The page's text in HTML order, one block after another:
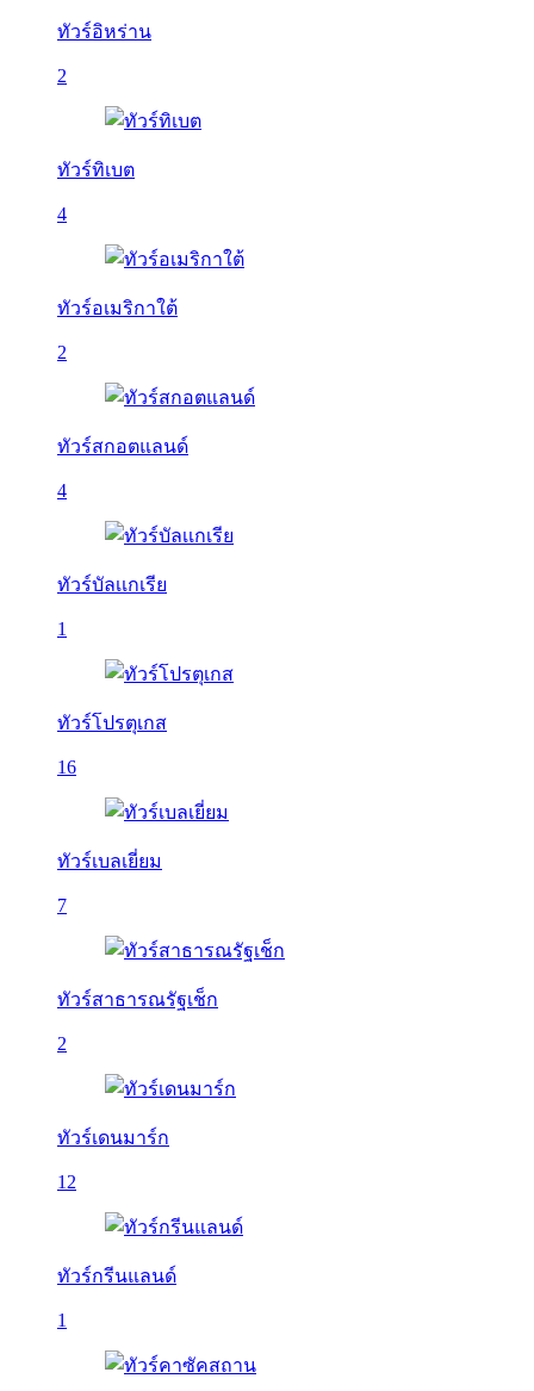
ทัวร์อิหร่าน
2
ทัวร์ทิเบต
4
ทัวร์อเมริกาใต้
2
ทัวร์สกอตแลนด์
4
ทัวร์บัลเเกเรีย
1
ทัวร์โปรตุเกส
16
ทัวร์เบลเยี่ยม
7
ทัวร์สาธารณรัฐเช็ก
2
ทัวร์เดนมาร์ก
12
ทัวร์กรีนแลนด์
1